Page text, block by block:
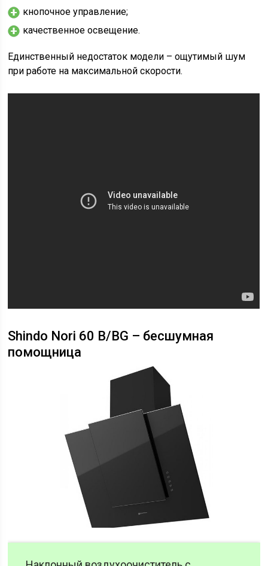
кнопочное управление;
качественное освещение.
Единственный недостаток модели – ощутимый шум
при работе на максимальной скорости.
Shindo Nori 60 B/BG – бесшумная
помощница